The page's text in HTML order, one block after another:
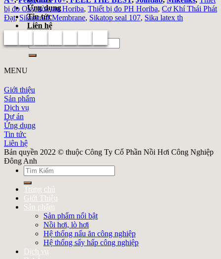
Ứng dụng
Tin tức
Liên hệ
for:
bị đo Oxy hòa tan Horiba, Thiết bị đo PH Horiba, Cơ Khí Thái Phát
Đạt,Sikaproof Membrane, Sikatop seal 107, Sika latex th
MENU
Giới thiệu
Sản phẩm
Dịch vụ
Dự án
Ứng dụng
Tin tức
Liên hệ
Bản quyền 2022 © thuộc Công Ty Cổ Phần Nồi Hơi Công Nghiệp
Đông Anh
Search
for:
Trang chủ
Giới Thiệu
Sản phẩm
Sản phẩm nổi bật
Nồi hơi, lò hơi
Hệ thống nấu ăn công nghiệp
Hệ thống sấy hấp công nghiệp
Dịch vụ